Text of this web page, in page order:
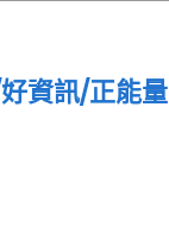
資訊/正能量